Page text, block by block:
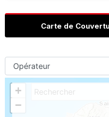
Carte de